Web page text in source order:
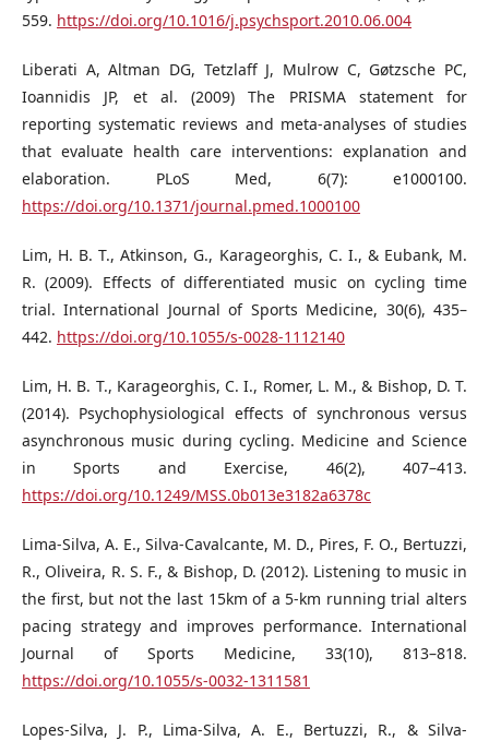
559. https://doi.org/10.1016/j.psychsport.2010.06.004
Liberati A, Altman DG, Tetzlaff J, Mulrow C, Gøtzsche PC,
Ioannidis JP, et al. (2009) The PRISMA statement for
reporting systematic reviews and meta-analyses of studies
that evaluate health care interventions: explanation and
elaboration. PLoS Med, 6(7): e1000100.
https://doi.org/10.1371/journal.pmed.1000100
Lim, H. B. T., Atkinson, G., Karageorghis, C. I., & Eubank, M.
R. (2009). Effects of differentiated music on cycling time
trial. International Journal of Sports Medicine, 30(6), 435–
442. https://doi.org/10.1055/s-0028-1112140
Lim, H. B. T., Karageorghis, C. I., Romer, L. M., & Bishop, D. T.
(2014). Psychophysiological effects of synchronous versus
asynchronous music during cycling. Medicine and Science
in Sports and Exercise, 46(2), 407–413.
https://doi.org/10.1249/MSS.0b013e3182a6378c
Lima-Silva, A. E., Silva-Cavalcante, M. D., Pires, F. O., Bertuzzi,
R., Oliveira, R. S. F., & Bishop, D. (2012). Listening to music in
the first, but not the last 15km of a 5-km running trial alters
pacing strategy and improves performance. International
Journal of Sports Medicine, 33(10), 813–818.
https://doi.org/10.1055/s-0032-1311581
Lopes-Silva, J. P., Lima-Silva, A. E., Bertuzzi, R., & Silva-